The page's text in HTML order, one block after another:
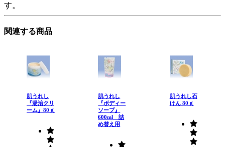
す。
関連する商品
肌うれし
『湯治クリ
ーム』80ｇ
肌うれし
『ボディー
ソープ』
600ml 詰
め替え用
肌うれし石
けん 80ｇ